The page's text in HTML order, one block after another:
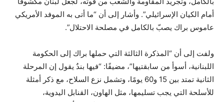
أمام الكيان الإسرائيلي”. وأشار إلى أن “ما أتى به الموفد الأمريكي
عاموس براك يصبّ بالكامل في مصلحة الاحتلال”.
ولفت إلى أن “المذكرة الثالثة التي حملها براك إلى الحكومة
اللبنانية، أسوأ من سابقتيها”، مضيفًا: “فيها بندٌ يقول إن المرحلة
الثانية تمتد بين 15 و60 يومًا، وتشمل نزع السلاح، مع ذكر أمثلة
للأسلحة التي يجب تسليمها، مثل الهاون، القنابل اليدوية،